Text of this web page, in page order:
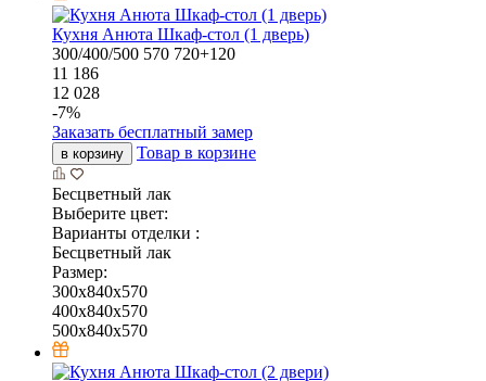
Кухня Анюта Шкаф-стол (1 дверь)
300/400/500 570 720+120
11 186
12 028
-7%
Заказать бесплатный замер
в корзину Товар в корзине
Бесцветный лак
Выберите цвет:
Варианты отделки :
Бесцветный лак
Размер:
300x840x570
400x840x570
500x840x570